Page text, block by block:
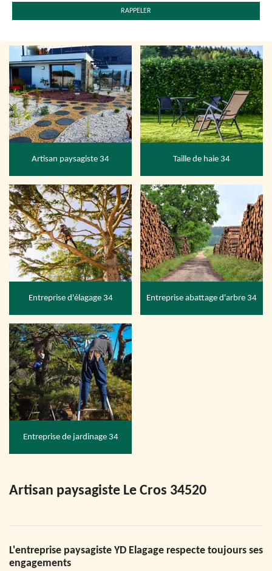
Artisan paysagiste 34 Taille de haie 34
Entreprise d'élagage 34 Entreprise abattage d'arbre 34
Entreprise de jardinage 34
Artisan paysagiste Le Cros 34520
L'entreprise paysagiste YD Elagage respecte toujours ses
engagements